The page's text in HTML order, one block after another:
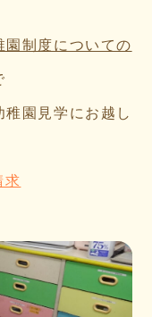
園制度についての
園見学にお越し
求